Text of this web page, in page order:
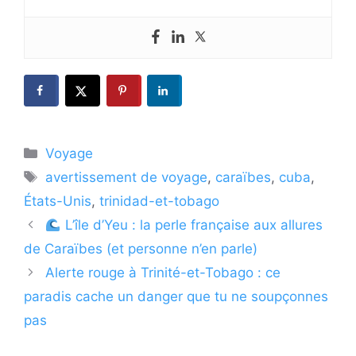
Catégories
Voyage
Étiquettes
avertissement de voyage, caraïbes, cuba,
États-Unis, trinidad-et-tobago
L’île d’Yeu : la perle française aux allures
de Caraïbes (et personne n’en parle)
Alerte rouge à Trinité-et-Tobago : ce
paradis cache un danger que tu ne soupçonnes
pas